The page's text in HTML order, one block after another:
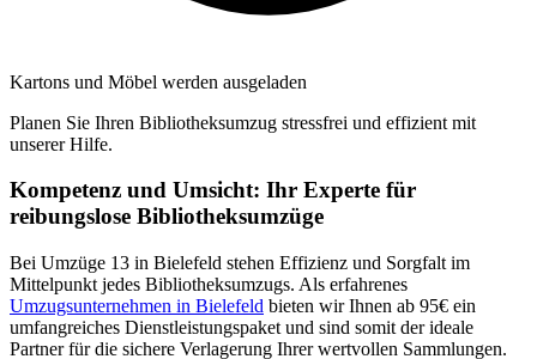
Kartons und Möbel werden ausgeladen
Planen Sie Ihren Bibliotheksumzug stressfrei und effizient mit
unserer Hilfe.
Kompetenz und Umsicht: Ihr Experte für
reibungslose Bibliotheksumzüge
Bei Umzüge 13 in Bielefeld stehen Effizienz und Sorgfalt im
Mittelpunkt jedes Bibliotheksumzugs. Als erfahrenes
Umzugsunternehmen in Bielefeld bieten wir Ihnen ab 95€ ein
umfangreiches Dienstleistungspaket und sind somit der ideale
Partner für die sichere Verlagerung Ihrer wertvollen Sammlungen.